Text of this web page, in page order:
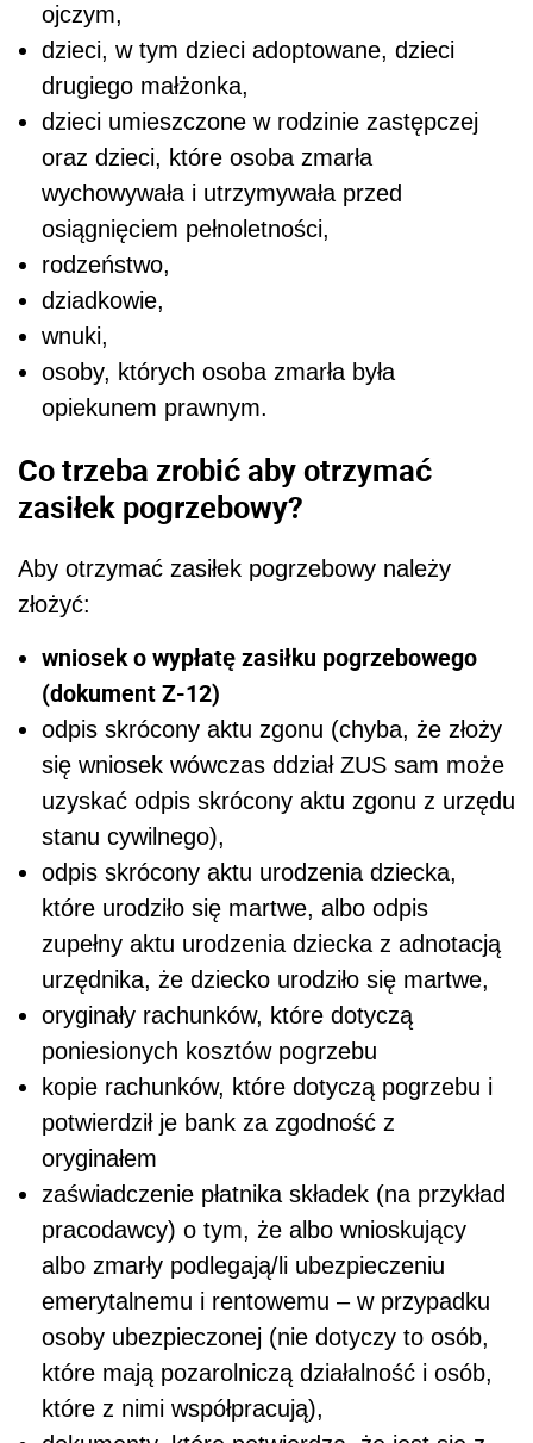
ojczym,
dzieci, w tym dzieci adoptowane, dzieci
drugiego małżonka,
dzieci umieszczone w rodzinie zastępczej
oraz dzieci, które osoba zmarła
wychowywała i utrzymywała przed
osiągnięciem pełnoletności,
rodzeństwo,
dziadkowie,
wnuki,
osoby, których osoba zmarła była
opiekunem prawnym.
Co trzeba zrobić aby otrzymać
zasiłek pogrzebowy?
Aby otrzymać zasiłek pogrzebowy należy
złożyć:
wniosek o wypłatę zasiłku pogrzebowego
(dokument Z-12)
odpis skrócony aktu zgonu (chyba, że złoży
się wniosek wówczas ddział ZUS sam może
uzyskać odpis skrócony aktu zgonu z urzędu
stanu cywilnego),
odpis skrócony aktu urodzenia dziecka,
które urodziło się martwe, albo odpis
zupełny aktu urodzenia dziecka z adnotacją
urzędnika, że dziecko urodziło się martwe,
oryginały rachunków, które dotyczą
poniesionych kosztów pogrzebu
kopie rachunków, które dotyczą pogrzebu i
potwierdził je bank za zgodność z
oryginałem
zaświadczenie płatnika składek (na przykład
pracodawcy) o tym, że albo wnioskujący
albo zmarły podlegają/li ubezpieczeniu
emerytalnemu i rentowemu – w przypadku
osoby ubezpieczonej (nie dotyczy to osób,
które mają pozarolniczą działalność i osób,
które z nimi współpracują),